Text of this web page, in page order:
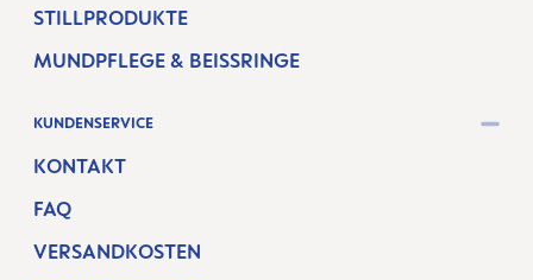
STILLPRODUKTE
MUNDPFLEGE & BEISSRINGE
KUNDENSERVICE
KONTAKT
FAQ
VERSANDKOSTEN